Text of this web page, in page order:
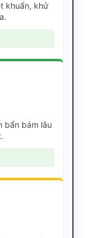
khuẩn, khử
bẩn bám lâu